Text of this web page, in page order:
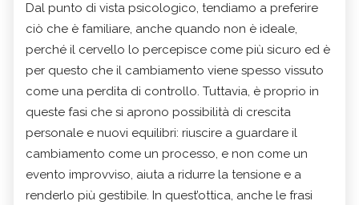
Dal punto di vista psicologico, tendiamo a preferire
ciò che è familiare, anche quando non è ideale,
perché il cervello lo percepisce come più sicuro ed è
per questo che il cambiamento viene spesso vissuto
come una perdita di controllo. Tuttavia, è proprio in
queste fasi che si aprono possibilità di crescita
personale e nuovi equilibri: riuscire a guardare il
cambiamento come un processo, e non come un
evento improvviso, aiuta a ridurre la tensione e a
renderlo più gestibile. In quest’ottica, anche le frasi